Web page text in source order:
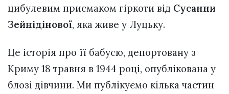
цибулевим присмаком гіркоти від Сусанни
Зейнідінової, яка живе у Луцьку.
Це історія про її бабусю, депортовану з
Криму 18 травня в 1944 році, опублікована у
блозі дівчини. Ми публікуємо кілька частин